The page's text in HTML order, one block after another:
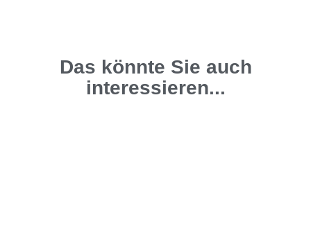
Das könnte Sie auch
interessieren...